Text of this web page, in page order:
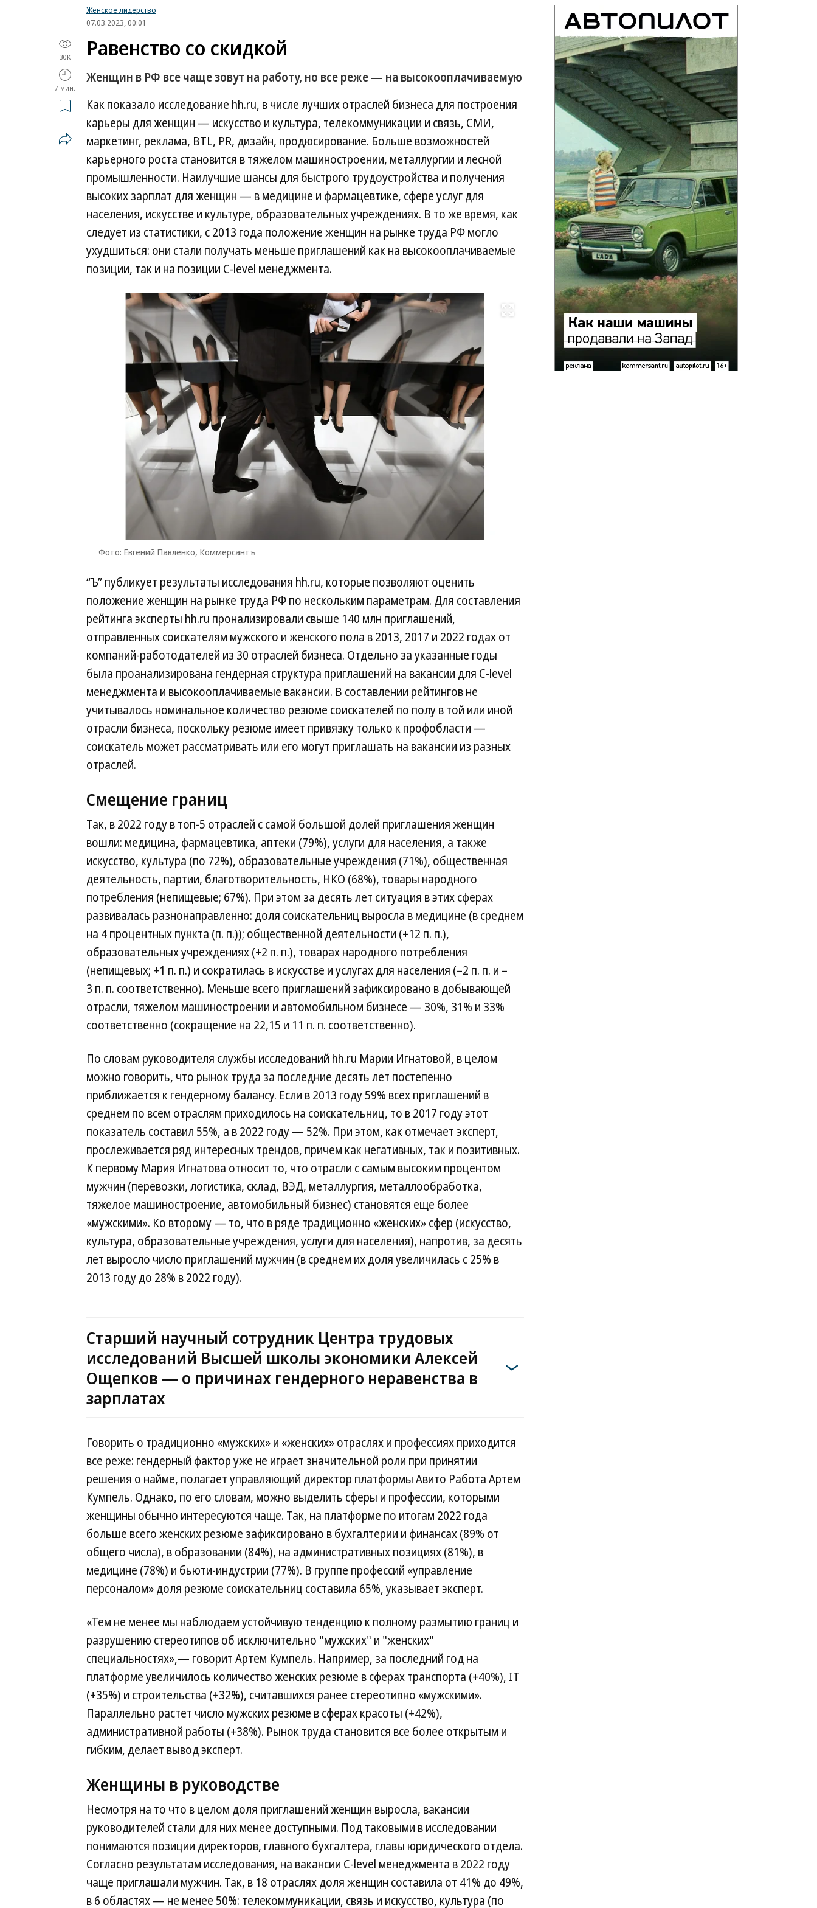
Женское лидерство
07.03.2023, 00:01
30K
7 мин.
Равенство со скидкой
Женщин в РФ все чаще зовут на работу, но все реже — на высокооплачиваемую
Как показало исследование hh.ru, в числе лучших отраслей бизнеса для построения
карьеры для женщин — искусство и культура, телекоммуникации и связь, СМИ,
маркетинг, реклама, BTL, PR, дизайн, продюсирование. Больше возможностей
карьерного роста становится в тяжелом машиностроении, металлургии и лесной
промышленности. Наилучшие шансы для быстрого трудоустройства и получения
высоких зарплат для женщин — в медицине и фармацевтике, сфере услуг для
населения, искусстве и культуре, образовательных учреждениях. В то же время, как
следует из статистики, с 2013 года положение женщин на рынке труда РФ могло
ухудшиться: они стали получать меньше приглашений как на высокооплачиваемые
позиции, так и на позиции С-level менеджмента.
Развернуть на весь экран
Фото: Евгений Павленко, Коммерсантъ
Павленко,
“Ъ” публикует результаты исследования hh.ru, которые позволяют оценить
положение женщин на рынке труда РФ по нескольким параметрам. Для составления
рейтинга эксперты hh.ru пронализировали свыше 140 млн приглашений,
отправленных соискателям мужского и женского пола в 2013, 2017 и 2022 годах от
компаний-работодателей из 30 отраслей бизнеса. Отдельно за указанные годы
была проанализирована гендерная структура приглашений на вакансии для С-level
менеджмента и высокооплачиваемые вакансии. В составлении рейтингов не
учитывалось номинальное количество резюме соискателей по полу в той или иной
отрасли бизнеса, поскольку резюме имеет привязку только к профобласти —
соискатель может рассматривать или его могут приглашать на вакансии из разных
отраслей.
Смещение границ
Так, в 2022 году в топ-5 отраслей с самой большой долей приглашения женщин
вошли: медицина, фармацевтика, аптеки (79%), услуги для населения, а также
искусство, культура (по 72%), образовательные учреждения (71%), общественная
деятельность, партии, благотворительность, НКО (68%), товары народного
потребления (непищевые; 67%). При этом за десять лет ситуация в этих сферах
развивалась разнонаправленно: доля соискательниц выросла в медицине (в среднем
на 4 процентных пункта (п. п.)); общественной деятельности (+12 п. п.),
образовательных учреждениях (+2 п. п.), товарах народного потребления
(непищевых; +1 п. п.) и сократилась в искусстве и услугах для населения (–2 п. п. и –
3 п. п. соответственно). Меньше всего приглашений зафиксировано в добывающей
отрасли, тяжелом машиностроении и автомобильном бизнесе — 30%, 31% и 33%
соответственно (сокращение на 22,15 и 11 п. п. соответственно).
По словам руководителя службы исследований hh.ru Марии Игнатовой, в целом
можно говорить, что рынок труда за последние десять лет постепенно
приближается к гендерному балансу. Если в 2013 году 59% всех приглашений в
среднем по всем отраслям приходилось на соискательниц, то в 2017 году этот
показатель составил 55%, а в 2022 году — 52%. При этом, как отмечает эксперт,
прослеживается ряд интересных трендов, причем как негативных, так и позитивных.
К первому Мария Игнатова относит то, что отрасли с самым высоким процентом
мужчин (перевозки, логистика, склад, ВЭД, металлургия, металлообработка,
тяжелое машиностроение, автомобильный бизнес) становятся еще более
«мужскими». Ко второму — то, что в ряде традиционно «женских» сфер (искусство,
культура, образовательные учреждения, услуги для населения), напротив, за десять
лет выросло число приглашений мужчин (в среднем их доля увеличилась с 25% в
2013 году до 28% в 2022 году).
Старший научный сотрудник Центра трудовых
исследований Высшей школы экономики Алексей
Ощепков — о причинах гендерного неравенства в
зарплатах
Говорить о традиционно «мужских» и «женских» отраслях и профессиях приходится
все реже: гендерный фактор уже не играет значительной роли при принятии
решения о найме, полагает управляющий директор платформы Авито Работа Артем
Кумпель. Однако, по его словам, можно выделить сферы и профессии, которыми
женщины обычно интересуются чаще. Так, на платформе по итогам 2022 года
больше всего женских резюме зафиксировано в бухгалтерии и финансах (89% от
общего числа), в образовании (84%), на административных позициях (81%), в
медицине (78%) и бьюти-индустрии (77%). В группе профессий «управление
персоналом» доля резюме соискательниц составила 65%, указывает эксперт.
«Тем не менее мы наблюдаем устойчивую тенденцию к полному размытию границ и
разрушению стереотипов об исключительно "мужских" и "женских"
специальностях»,— говорит Артем Кумпель. Например, за последний год на
платформе увеличилось количество женских резюме в сферах транспорта (+40%), IT
(+35%) и строительства (+32%), считавшихся ранее стереотипно «мужскими».
Параллельно растет число мужских резюме в сферах красоты (+42%),
административной работы (+38%). Рынок труда становится все более открытым и
гибким, делает вывод эксперт.
Женщины в руководстве
Несмотря на то что в целом доля приглашений женщин выросла, вакансии
руководителей стали для них менее доступными. Под таковыми в исследовании
понимаются позиции директоров, главного бухгалтера, главы юридического отдела.
Согласно результатам исследования, на вакансии C-level менеджмента в 2022 году
чаще приглашали мужчин. Так, в 18 отраслях доля женщин составила от 41% до 49%,
в 6 областях — не менее 50%: телекоммуникации, связь и искусство, культура (по